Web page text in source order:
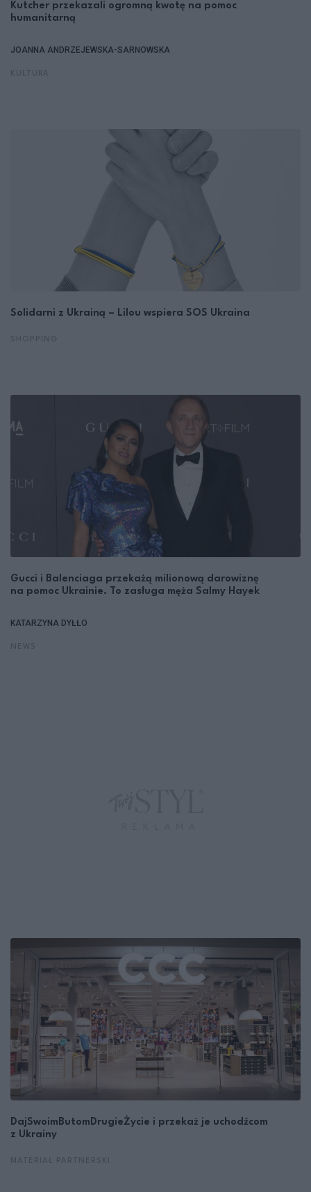
Kutcher przekazali ogromną kwotę na pomoc
humanitarną
JOANNA ANDRZEJEWSKA-SARNOWSKA
Solidarni z Ukrainą – Lilou wspiera SOS Ukraina
Gucci i Balenciaga przekażą milionową darowiznę
na pomoc Ukrainie. To zasługa męża Salmy Hayek
KATARZYNA DYŁŁO
DajSwoimButomDrugieŻycie i przekaż je uchodźcom
z Ukrainy